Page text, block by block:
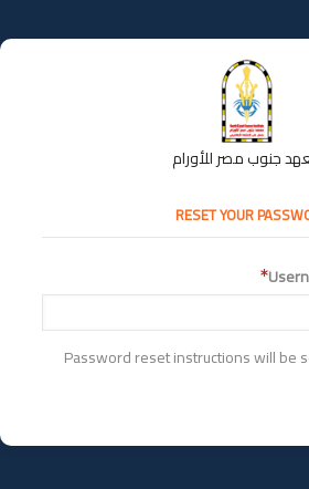
جنوب مصر للأورام
RESET YOUR
Password reset instructions will be